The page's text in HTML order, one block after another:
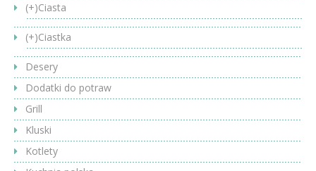
(+)Ciasta
(+)Ciastka
Desery
Dodatki do potraw
Grill
Kluski
Kotlety